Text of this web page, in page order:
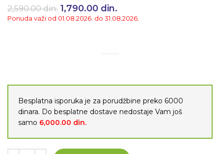
2,590.00din. Originalna cena je bila:
2,590.00 din..
1,790.00 din.
1,790.00 din..
Ponuda važi od 01.08.2026. do 31.08.2026.
Besplatna isporuka je za porudžbine preko 6000
dinara. Do besplatne dostave nedostaje Vam još
samo 6,000.00 din.